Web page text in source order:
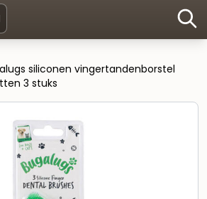
siliconen vingertandenborstel
3 stuks